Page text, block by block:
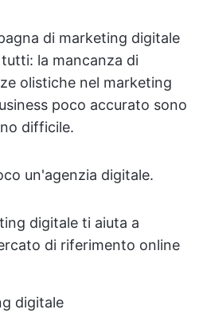
di marketing digitale
la mancanza di
olistiche nel marketing
poco accurato sono
difficile.
un'agenzia digitale.
digitale ti aiuta a
di riferimento online
digitale